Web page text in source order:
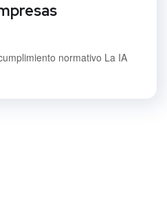
normativo La IA